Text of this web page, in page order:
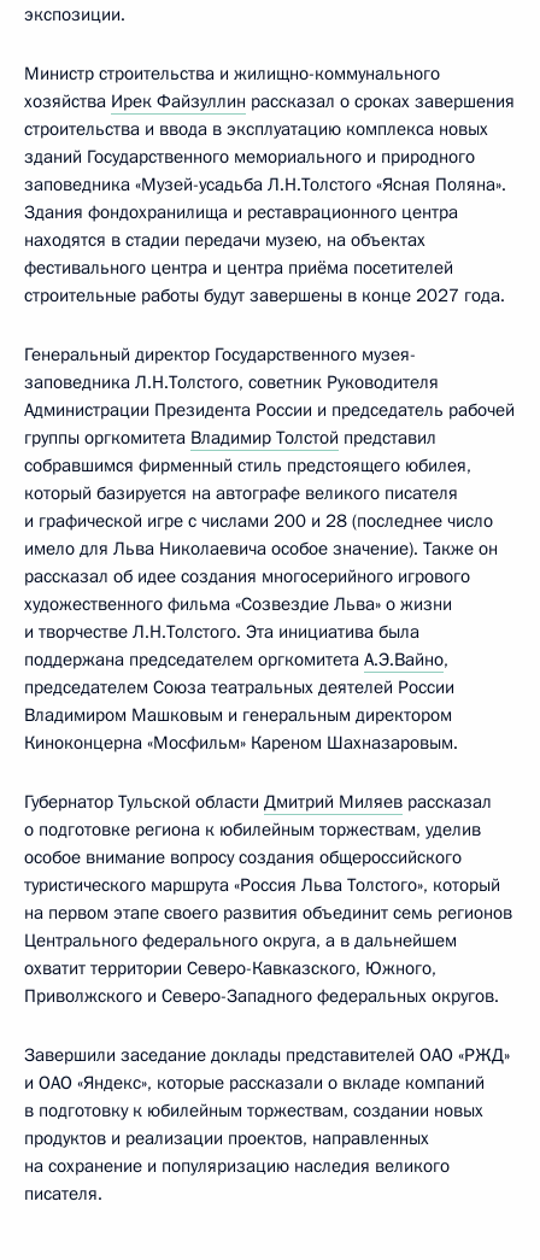
экспозиции.
Министр строительства и жилищно-коммунального
хозяйства Ирек Файзуллин рассказал о сроках завершения
строительства и ввода в эксплуатацию комплекса новых
зданий Государственного мемориального и природного
заповедника «Музей-усадьба Л.Н.Толстого «Ясная Поляна».
Здания фондохранилища и реставрационного центра
находятся в стадии передачи музею, на объектах
фестивального центра и центра приёма посетителей
строительные работы будут завершены в конце 2027 года.
Генеральный директор Государственного музея-
заповедника Л.Н.Толстого, советник Руководителя
Администрации Президента России и председатель рабочей
группы оргкомитета Владимир Толстой представил
собравшимся фирменный стиль предстоящего юбилея,
который базируется на автографе великого писателя
и графической игре с числами 200 и 28 (последнее число
имело для Льва Николаевича особое значение). Также он
рассказал об идее создания многосерийного игрового
художественного фильма «Созвездие Льва» о жизни
и творчестве Л.Н.Толстого. Эта инициатива была
поддержана председателем оргкомитета А.Э.Вайно,
председателем Союза театральных деятелей России
Владимиром Машковым и генеральным директором
Киноконцерна «Мосфильм» Кареном Шахназаровым.
Губернатор Тульской области Дмитрий Миляев рассказал
о подготовке региона к юбилейным торжествам, уделив
особое внимание вопросу создания общероссийского
туристического маршрута «Россия Льва Толстого», который
на первом этапе своего развития объединит семь регионов
Центрального федерального округа, а в дальнейшем
охватит территории Северо-Кавказского, Южного,
Приволжского и Северо-Западного федеральных округов.
Завершили заседание доклады представителей ОАО «РЖД»
и ОАО «Яндекс», которые рассказали о вкладе компаний
в подготовку к юбилейным торжествам, создании новых
продуктов и реализации проектов, направленных
на сохранение и популяризацию наследия великого
писателя.